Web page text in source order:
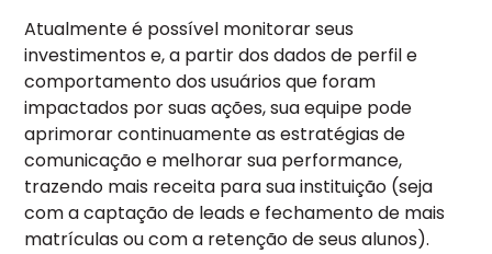
Atualmente é possível monitorar seus
investimentos e, a partir dos dados de perfil e
comportamento dos usuários que foram
impactados por suas ações, sua equipe pode
aprimorar continuamente as estratégias de
comunicação e melhorar sua performance,
trazendo mais receita para sua instituição (seja
com a captação de leads e fechamento de mais
matrículas ou com a retenção de seus alunos).